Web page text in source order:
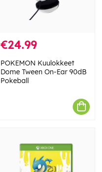
€24.99
POKEMON Kuulokkeet
Dome Tween On-Ear 90dB
Pokeball